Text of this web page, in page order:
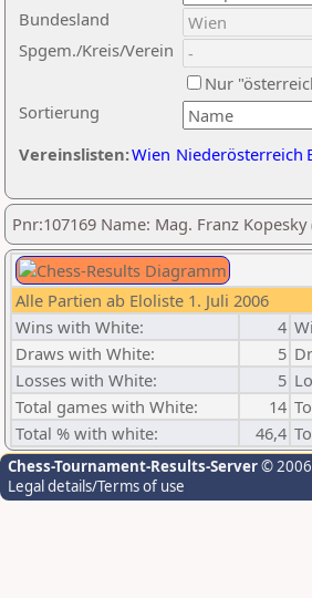
Sortierung
Bundesland
Spgem./Kreis/Verein
Nur
Vereinslisten:Wien Niederösterreich
Pnr:107169 Name: Mag. Franz Kopesky
Alle Partien ab Eloliste 1. Juli 2006
Wins with White:
4
Draws with White:
5
Losses with White:
5
Total games with White:
14
Total % with white:
46,4
Chess-Tournament-Results-Server©
Legal details/Terms of use